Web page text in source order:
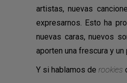
artistas, nuevas
expresarnos. Esto ha
nuevas caras, nuevos
aporten una frescura y
Y si hablamos de rookies